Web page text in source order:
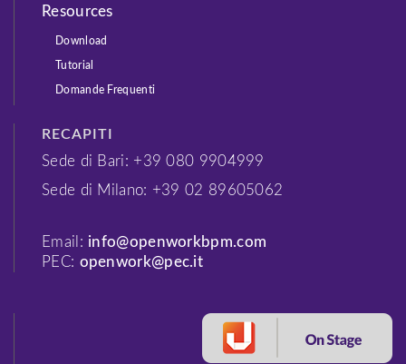
Resources
Download
Tutorial
Domande Frequenti
RECAPITI
Sede di Bari: +39 080 9904999
Sede di Milano: +39 02 89605062
Email: info@openworkbpm.com
PEC: openwork@pec.it